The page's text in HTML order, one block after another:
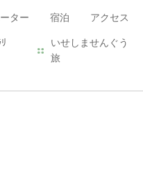
ター 宿泊 アクセス
いせしませんぐう
旅